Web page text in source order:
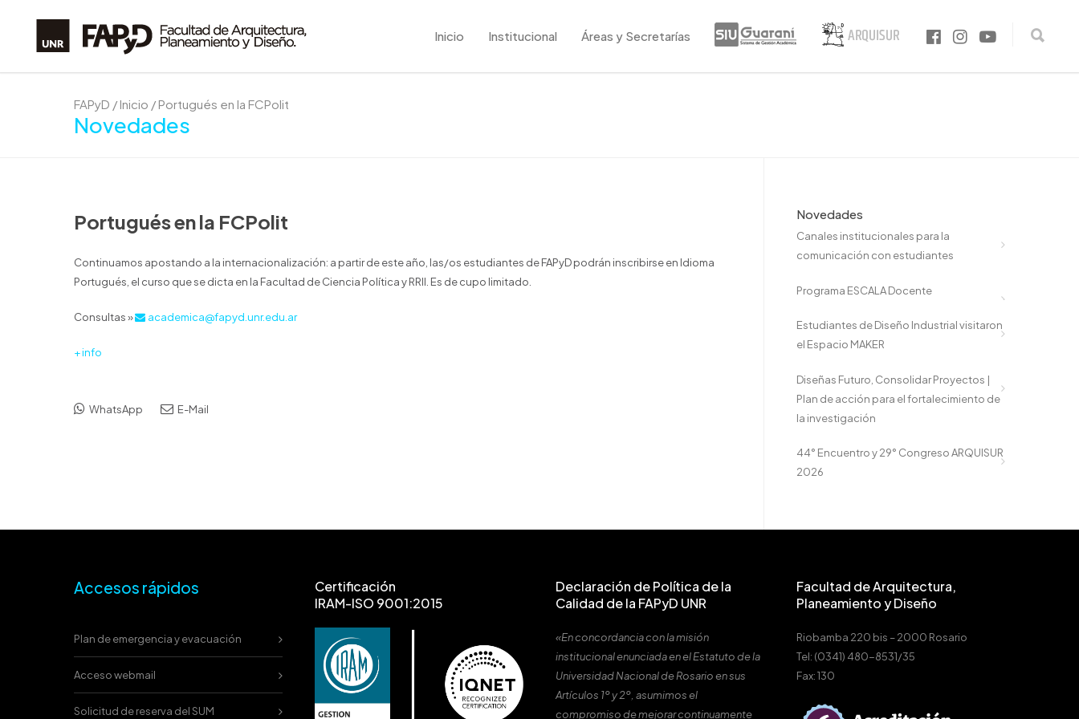
Inicio Institucional Áreas y Secretarías
FAPyD / Inicio / Portugués en la FCPolit
Novedades
Portugués en la FCPolit
Continuamos apostando a la internacionalización: a partir de este año, las/os estudiantes de FAPyD podrán inscribirse en Idioma
Portugués, el curso que se dicta en la Facultad de Ciencia Política y RRII. Es de cupo limitado.
Consultas » academica@fapyd.unr.edu.ar
+ info
WhatsApp E-Mail
Novedades
Canales institucionales para la
comunicación con estudiantes
Programa ESCALA Docente
Estudiantes de Diseño Industrial visitaron
el Espacio MAKER
Diseñas Futuro, Consolidar Proyectos |
Plan de acción para el fortalecimiento de
la investigación
44° Encuentro y 29° Congreso ARQUISUR
2026
Accesos rápidos
Plan de emergencia y evacuación
Acceso webmail
Solicitud de reserva del SUM
Certificación
IRAM-ISO 9001:2015
Declaración de Política de la
Calidad de la FAPyD UNR
«En concordancia con la misión
institucional enunciada en el Estatuto de la
Universidad Nacional de Rosario en sus
Artículos 1º y 2º, asumimos el
compromiso de mejorar continuamente
Facultad de Arquitectura,
Planeamiento y Diseño
Riobamba 220 bis – 2000 Rosario
Tel: (0341) 480-8531/35
Fax: 130